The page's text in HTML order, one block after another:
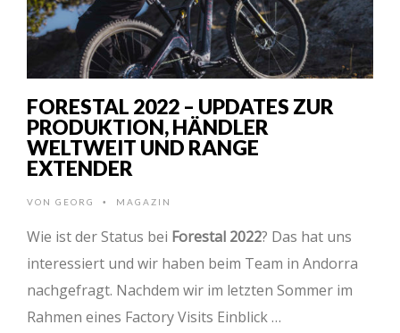
FORESTAL 2022 – UPDATES ZUR
PRODUKTION, HÄNDLER
WELTWEIT UND RANGE
EXTENDER
VON GEORG • MAGAZIN
Wie ist der Status bei Forestal 2022? Das hat uns
interessiert und wir haben beim Team in Andorra
nachgefragt. Nachdem wir im letzten Sommer im
Rahmen eines Factory Visits Einblick …